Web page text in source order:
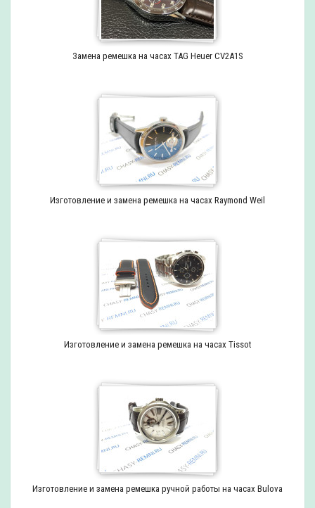
Замена ремешка на часах TAG Heuer CV2A1S
Изготовление и замена ремешка на часах Raymond Weil
Изготовление и замена ремешка на часах Tissot
Изготовление и замена ремешка ручной работы на часах Bulova